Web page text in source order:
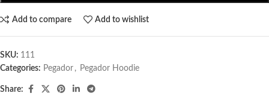
Add to compare Add to wishlist
SKU: 111
Categories: Pegador​ , Pegador Hoodie
Share: